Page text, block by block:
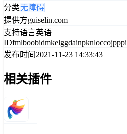
分类无障碍
提供方guiselin.com
支持语言英语
IDfmlboobidmkelggdainpknloccojpppi
发布时间 2021-11-23 14:33:43
相关插件